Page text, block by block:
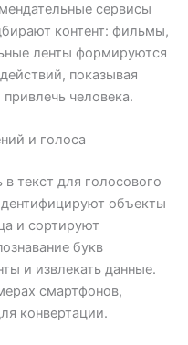
сервисы
контент: фильмы,
ленты формируются
показывая
человека.
и голоса
текст для голосового
объекты
и сортируют
букв
и извлекать данные.
смартфонов,
конвертации.